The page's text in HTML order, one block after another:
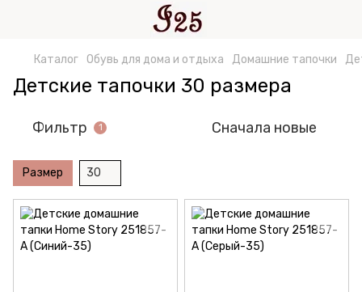
Каталог Обувь для дома и отдыха Домашние тапочки
Детские тапочки 30 размера
Фильтр 1 Сначала новые
Размер 30